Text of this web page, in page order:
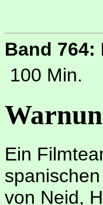
Band 764:
100 Min.
Ein
von Neid,